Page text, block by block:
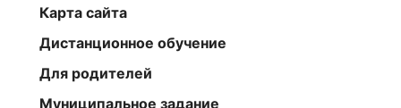
Карта сайта
Дистанционное обучение
Для родителей
Муниципальное задание